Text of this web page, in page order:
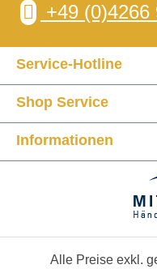
+49 (0)4266
Service-Hotline
Shop Service
Informationen
Alle Preise exkl.